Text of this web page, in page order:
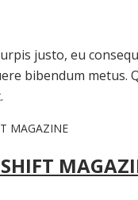
justo, eu
bibendum metus.